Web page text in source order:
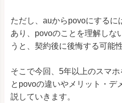
ただし、auからpovoにするに
あり、povoのことを理解しな
うと、契約後に後悔する可能
そこで今回、5年以上のスマ
とpovoの違いやメリット・デ
説していきます。